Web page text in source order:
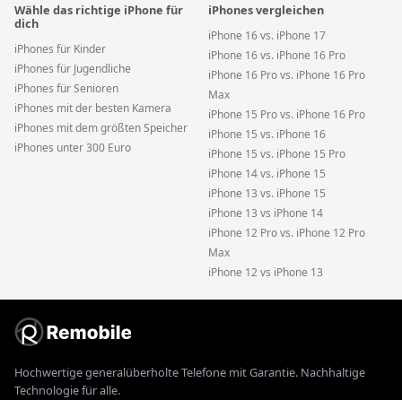
Wähle das richtige iPhone für
dich
iPhones für Kinder
iPhones für Jugendliche
iPhones für Senioren
iPhones mit der besten Kamera
iPhones mit dem größten Speicher
iPhones unter 300 Euro
iPhones vergleichen
iPhone 16 vs. iPhone 17
iPhone 16 vs. iPhone 16 Pro
iPhone 16 Pro vs. iPhone 16 Pro
Max
iPhone 15 Pro vs. iPhone 16 Pro
iPhone 15 vs. iPhone 16
iPhone 15 vs. iPhone 15 Pro
iPhone 14 vs. iPhone 15
iPhone 13 vs. iPhone 15
iPhone 13 vs iPhone 14
iPhone 12 Pro vs. iPhone 12 Pro
Max
iPhone 12 vs iPhone 13
Hochwertige generalüberholte Telefone mit Garantie. Nachhaltige
Technologie für alle.